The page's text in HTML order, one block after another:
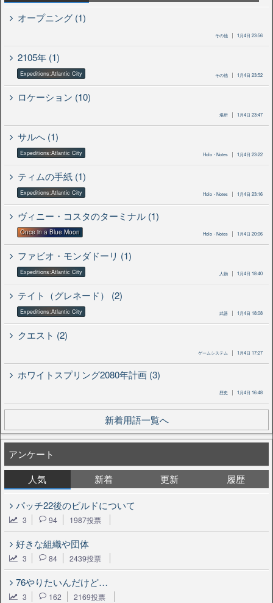
オープニング (1)
その他 1月4日 23:56
2105年 (1)
Expeditions:Atlantic City その他 1月4日 23:52
ロケーション (10)
場所 1月4日 23:47
サルへ (1)
Expeditions:Atlantic City Holo・Notes 1月4日 23:22
ティムの手紙 (1)
Expeditions:Atlantic City Holo・Notes 1月4日 23:16
ヴィニー・コスタのターミナル (1)
Once in a Blue Moon Holo・Notes 1月4日 20:06
ファビオ・モンダドーリ (1)
Expeditions:Atlantic City 人物 1月4日 18:40
テイト（グレネード） (2)
Expeditions:Atlantic City 武器 1月4日 18:08
クエスト (2)
ゲームシステム 1月4日 17:27
ホワイトスプリング2080年計画 (3)
歴史 1月4日 16:48
新着用語一覧へ
アンケート
人気
新着 更新 履歴
パッチ22後のビルドについて
3 94 1987投票
好きな組織や団体
3 84 2439投票
76やりたいんだけど…
3 162 2169投票